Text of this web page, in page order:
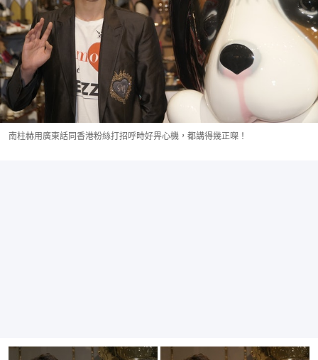
南柱赫用廣東話同香港粉絲打招呼時好畀心機，都講得幾正㗎！